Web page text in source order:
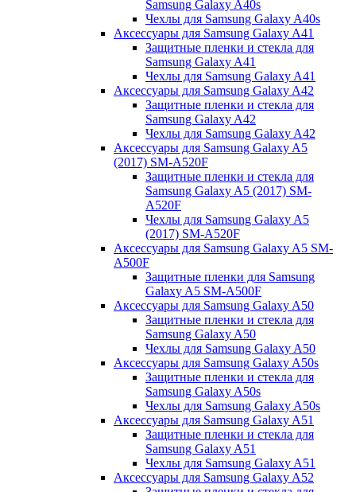
Samsung Galaxy A40s
Чехлы для Samsung Galaxy A40s
Аксессуары для Samsung Galaxy A41
Защитные пленки и стекла для
Samsung Galaxy A41
Чехлы для Samsung Galaxy A41
Аксессуары для Samsung Galaxy A42
Защитные пленки и стекла для
Samsung Galaxy A42
Чехлы для Samsung Galaxy A42
Аксессуары для Samsung Galaxy A5
(2017) SM-A520F
Защитные пленки и стекла для
Samsung Galaxy A5 (2017) SM-
A520F
Чехлы для Samsung Galaxy A5
(2017) SM-A520F
Аксессуары для Samsung Galaxy A5 SM-
A500F
Защитные пленки для Samsung
Galaxy A5 SM-A500F
Аксессуары для Samsung Galaxy A50
Защитные пленки и стекла для
Samsung Galaxy A50
Чехлы для Samsung Galaxy A50
Аксессуары для Samsung Galaxy A50s
Защитные пленки и стекла для
Samsung Galaxy A50s
Чехлы для Samsung Galaxy A50s
Аксессуары для Samsung Galaxy A51
Защитные пленки и стекла для
Samsung Galaxy A51
Чехлы для Samsung Galaxy A51
Аксессуары для Samsung Galaxy A52